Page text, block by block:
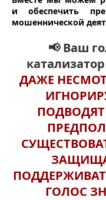
и обеспечить
мошеннической
📢 Ваш
ДАЖЕ
ПОДВОДЯТ
ГОЛОС